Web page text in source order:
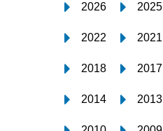
2026 2025
2022 2021
2018 2017
2014 2013